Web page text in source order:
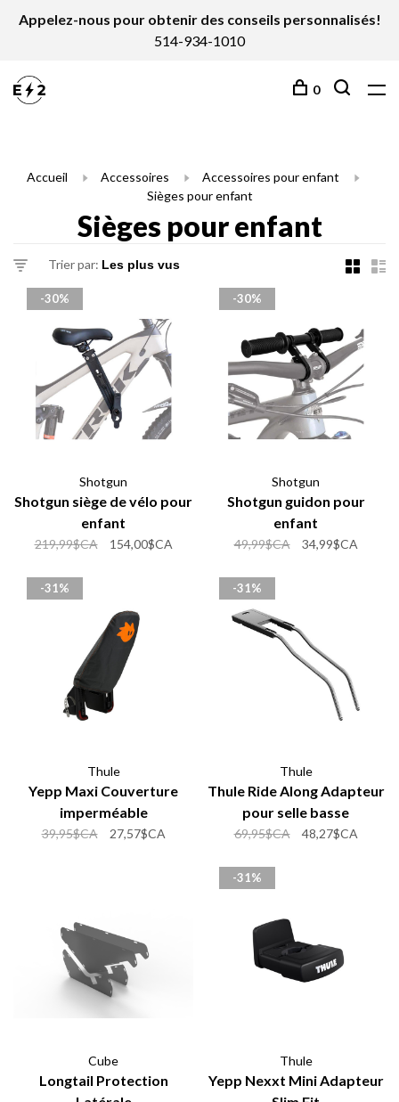
Appelez-nous pour obtenir des conseils personnalisés!
514-934-1010
0
Accueil Accessoires
Accessoires pour enfant
Sièges pour enfant
Sièges pour enfant
Trier par:
-30%
Shotgun
Shotgun siège de vélo pour
enfant
219,99$CA 154,00$CA
-30%
Shotgun
Shotgun guidon pour
enfant
49,99$CA 34,99$CA
-31%
Thule
Yepp Maxi Couverture
imperméable
39,95$CA 27,57$CA
-31%
Thule
Thule Ride Along Adapteur
pour selle basse
69,95$CA 48,27$CA
Cube
Longtail Protection
-31%
Thule
Yepp Nexxt Mini Adapteur